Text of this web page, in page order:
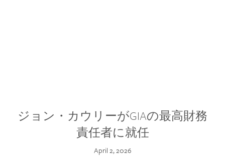
ジョン・カウリーがGIAの最高財務
責任者に就任
April 2, 2026